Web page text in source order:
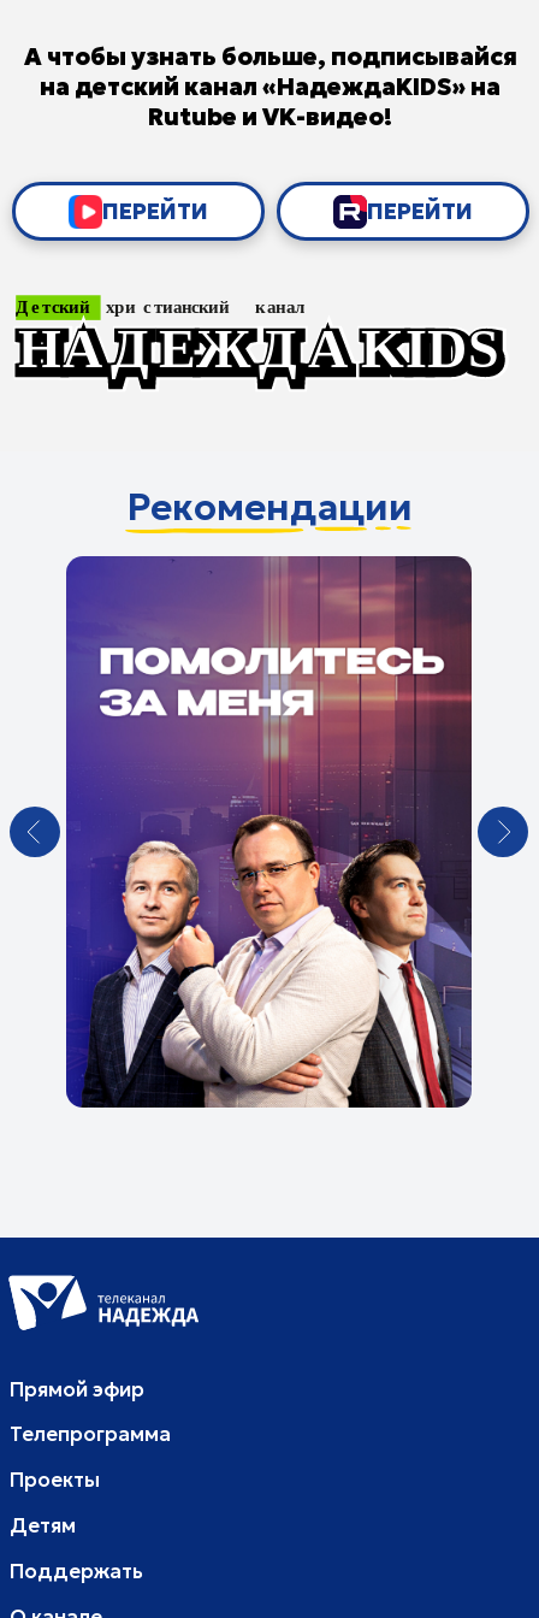
Иона. В животе у рыбы 23 серия |
Библейские истории
Иосиф. Встреча с отцом 21 серия |
Библейские истории
Иосиф. Прощение братьев 20 серия |
Иосиф. Управляет Египтом 18 серия |
Библейские истории